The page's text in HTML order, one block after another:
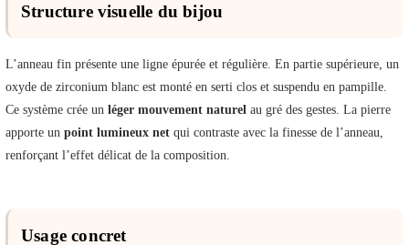
Structure visuelle du bijou
L’anneau fin présente une ligne épurée et régulière. En partie supérieure, un
oxyde de zirconium blanc est monté en serti clos et suspendu en pampille.
Ce système crée un léger mouvement naturel au gré des gestes. La pierre
apporte un point lumineux net qui contraste avec la finesse de l’anneau,
renforçant l’effet délicat de la composition.
Usage concret